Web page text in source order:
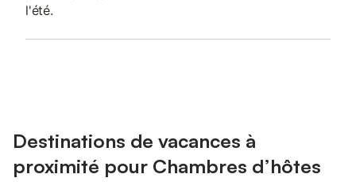
l'été.
Destinations de vacances à
proximité pour Chambres d’hôtes